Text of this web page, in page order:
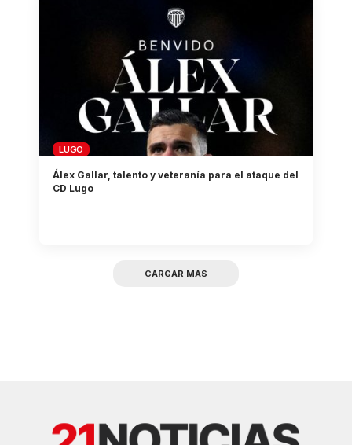
LUGO
Álex Gallar, talento y veteranía para el ataque del
CD Lugo
CARGAR MAS